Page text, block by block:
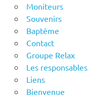
Moniteurs
Souvenirs
Baptême
Contact
Groupe Relax
Les responsables
Liens
Bienvenue